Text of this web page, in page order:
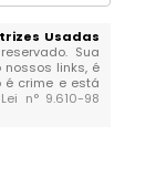
Usadas
Sua
links, é
é crime e está
Lei n° 9.610-98